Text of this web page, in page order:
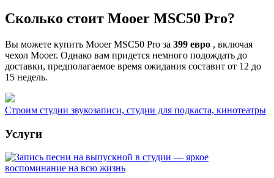
Сколько стоит Mooer MSC50 Pro?
Вы можете купить Mooer MSC50 Pro за 399 евро , включая
чехол Mooer. Однако вам придется немного подождать до
доставки, предполагаемое время ожидания составит от 12 до
15 недель.
Строим студии звукозаписи, студии для подкаста, кинотеатры
Услуги